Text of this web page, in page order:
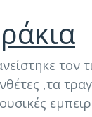
τον
,τα